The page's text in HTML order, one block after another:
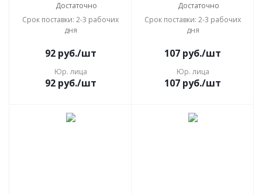
Достаточно
Срок поставки: 2-3 рабочих
дня
92руб./шт
Юр. лица
92руб./шт
Достаточно
Срок поставки: 2-3 рабочих
дня
107 руб./шт
Юр. лица
107 руб./шт